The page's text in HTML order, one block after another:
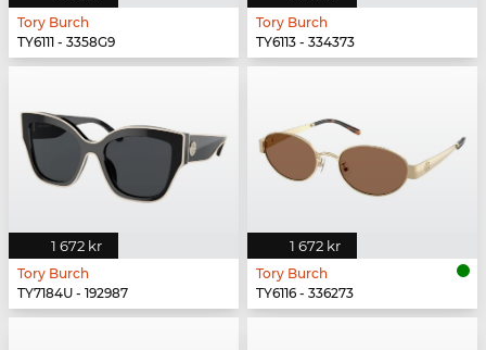
Tory Burch
TY6111 - 3358G9
Tory Burch
TY6113 - 334373
1 672 kr
Tory Burch
TY7184U - 192987
1 672 kr
Tory Burch
TY6116 - 336273